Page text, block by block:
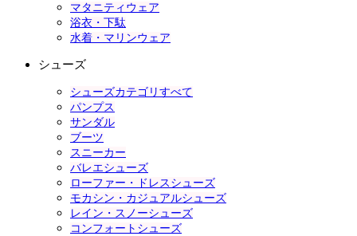
マタニティウェア
浴衣・下駄
水着・マリンウェア
シューズ
シューズカテゴリすべて
パンプス
サンダル
ブーツ
スニーカー
バレエシューズ
ローファー・ドレスシューズ
モカシン・カジュアルシューズ
レイン・スノーシューズ
コンフォートシューズ